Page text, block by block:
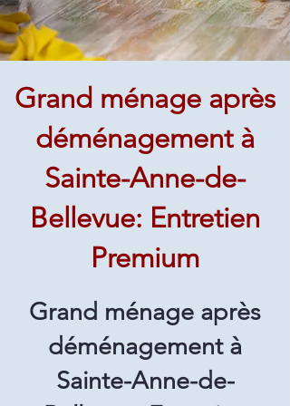
Grand ménage après
déménagement à
Sainte-Anne-de-
Bellevue: Entretien
Premium
Grand ménage après
déménagement à
Sainte-Anne-de-